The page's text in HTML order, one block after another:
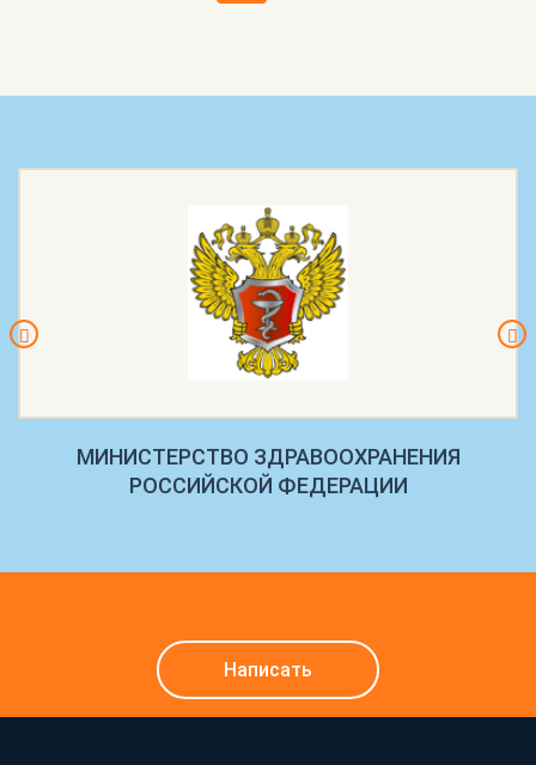
МИНИСТЕРСТВО ЗДРАВООХРАНЕНИЯ
РОССИЙСКОЙ ФЕДЕРАЦИИ
Написать